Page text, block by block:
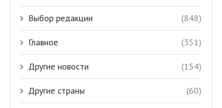
Выбор редакции (848)
Главное (351)
Другие новости (154)
Другие страны (60)